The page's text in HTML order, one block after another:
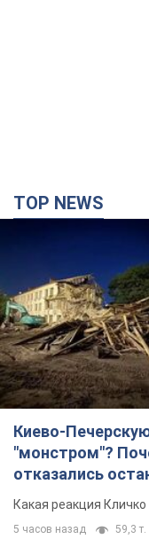
TOP NEWS
Киево-
"монстром"?
отказались
небоскреба
Какая реакция
5 часов назад 59,3 т.